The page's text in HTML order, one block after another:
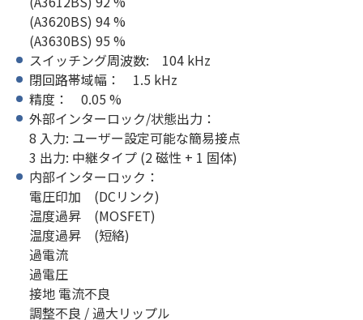
(A3620BS) 94 %
(A3630BS) 95 %
スイッチング周波数: 104 kHz
閉回路帯域幅： 1.5 kHz
精度： 0.05 %
外部インターロック/状態出力：
8 入力: ユーザー設定可能な簡易接点
3 出力: 中継タイプ (2 磁性 + 1 固体)
内部インターロック：
電圧印加 (DCリンク)
温度過昇 (MOSFET)
温度過昇 (短絡)
過電流
過電圧
接地 電流不良
調整不良 / 過大リップル